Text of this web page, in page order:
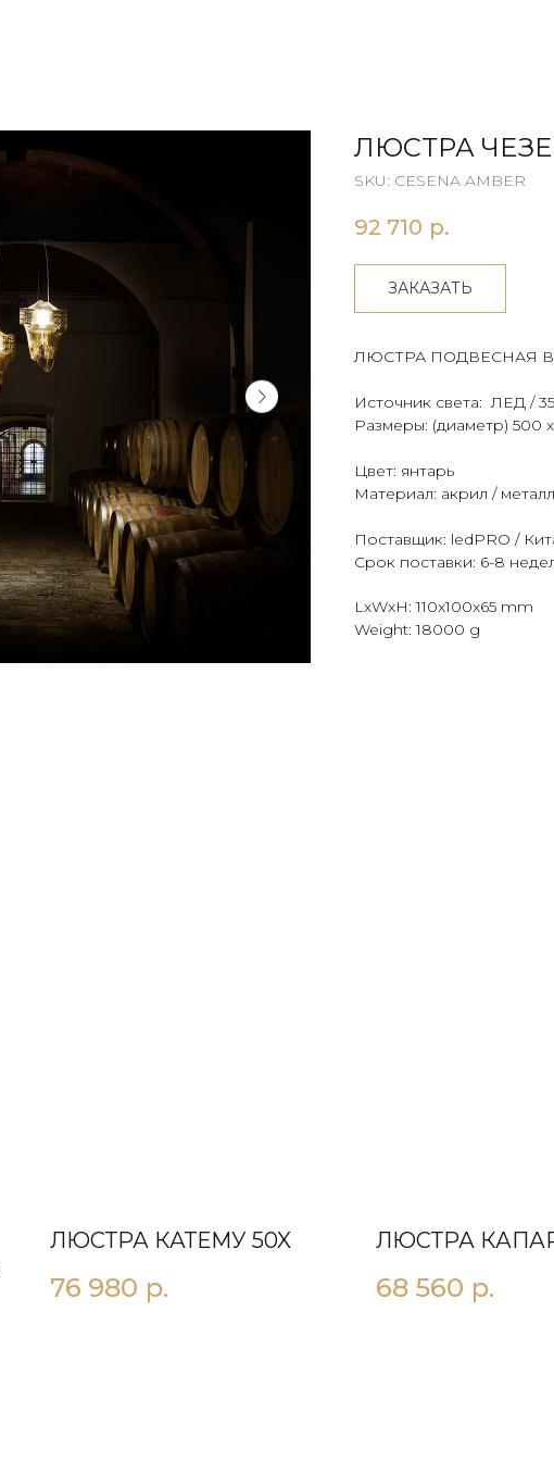
ЛЮСТРА
SKU: CESENA AMBER
92 710 р.
ЗАКАЗАТЬ
ЛЮСТРА ПОДВЕСНАЯ
Источник света: ЛЕД /
Размеры: (диаметр) 500
Цвет: янтарь
Материал: акрил / металл
Поставщик: ledPRO /
Срок поставки: 6-8
LxWxH: 110x100x65 mm
Weight: 18000 g
ЛЮСТРА КАТЕМУ 50X
76 980 р.
ЛЮСТРА
68 560 р.